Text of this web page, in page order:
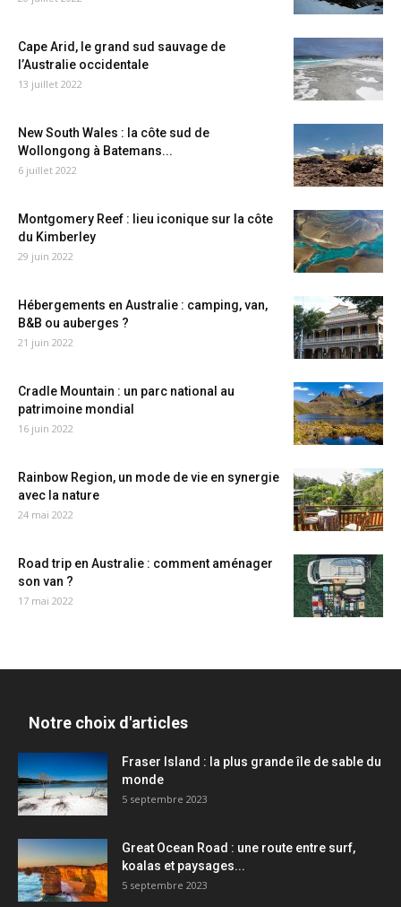
Cape Arid, le grand sud sauvage de
l’Australie occidentale
13 juillet 2022
New South Wales : la côte sud de
Wollongong à Batemans...
6 juillet 2022
Montgomery Reef : lieu iconique sur la côte
du Kimberley
29 juin 2022
Hébergements en Australie : camping, van,
B&B ou auberges ?
21 juin 2022
Cradle Mountain : un parc national au
patrimoine mondial
16 juin 2022
Rainbow Region, un mode de vie en synergie
avec la nature
24 mai 2022
Road trip en Australie : comment aménager
son van ?
17 mai 2022
Notre choix d'articles
Fraser Island : la plus grande île de sable du
monde
5 septembre 2023
Great Ocean Road : une route entre surf,
koalas et paysages...
5 septembre 2023